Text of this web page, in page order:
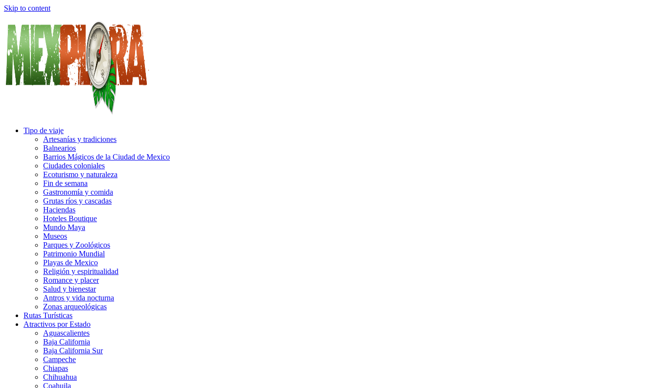
Skip to content
Tipo de viaje
Artesanías y tradiciones
Balnearios
Barrios Mágicos de la Ciudad de Mexico
Ciudades coloniales
Ecoturismo y naturaleza
Fin de semana
Gastronomía y comida
Grutas ríos y cascadas
Haciendas
Hoteles Boutique
Mundo Maya
Museos
Parques y Zoológicos
Patrimonio Mundial
Playas de Mexico
Religión y espiritualidad
Romance y placer
Salud y bienestar
Antros y vida nocturna
Zonas arqueológicas
Rutas Turísticas
Atractivos por Estado
Aguascalientes
Baja California
Baja California Sur
Campeche
Chiapas
Chihuahua
Coahuila